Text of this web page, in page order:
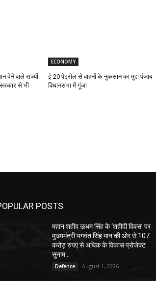
देने वाले राज्यों
से भी
ECONOMY
ई-20 पेट्रोल से वाहनों के नुकसान का मुद्दा पंजाब
विधानसभा में गूंजा
POSTS
महान शहीद ऊधम सिंह के ‘शहीदी दिवस’ पर
मुख्यमंत्री भगवंत सिंह मान की ओर से 107
करोड़ रुपए से अधिक के विकास प्रोजेक्ट
सुनाम...
Defence August 1, 2026